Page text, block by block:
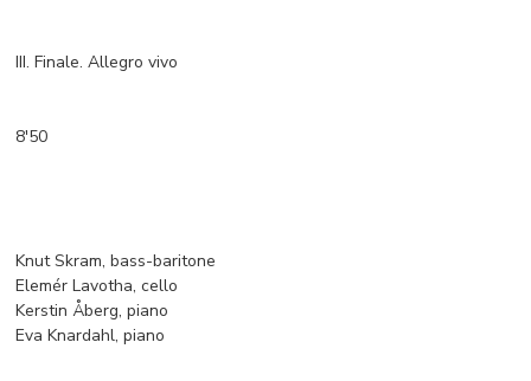
III. Finale. Allegro vivo
8'50
Knut Skram, bass-baritone
Elemér Lavotha, cello
Kerstin Åberg, piano
Eva Knardahl, piano